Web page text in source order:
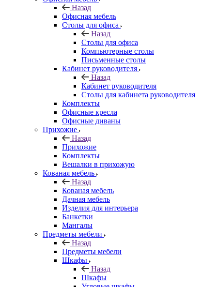
Назад
Офисная мебель
Столы для офиса
Назад
Столы для офиса
Компьютерные столы
Письменные столы
Кабинет руководителя
Назад
Кабинет руководителя
Столы для кабинета руководителя
Комплекты
Офисные кресла
Офисные диваны
Прихожие
Назад
Прихожие
Комплекты
Вешалки в прихожую
Кованая мебель
Назад
Кованая мебель
Дачная мебель
Изделия для интерьера
Банкетки
Мангалы
Предметы мебели
Назад
Предметы мебели
Шкафы
Назад
Шкафы